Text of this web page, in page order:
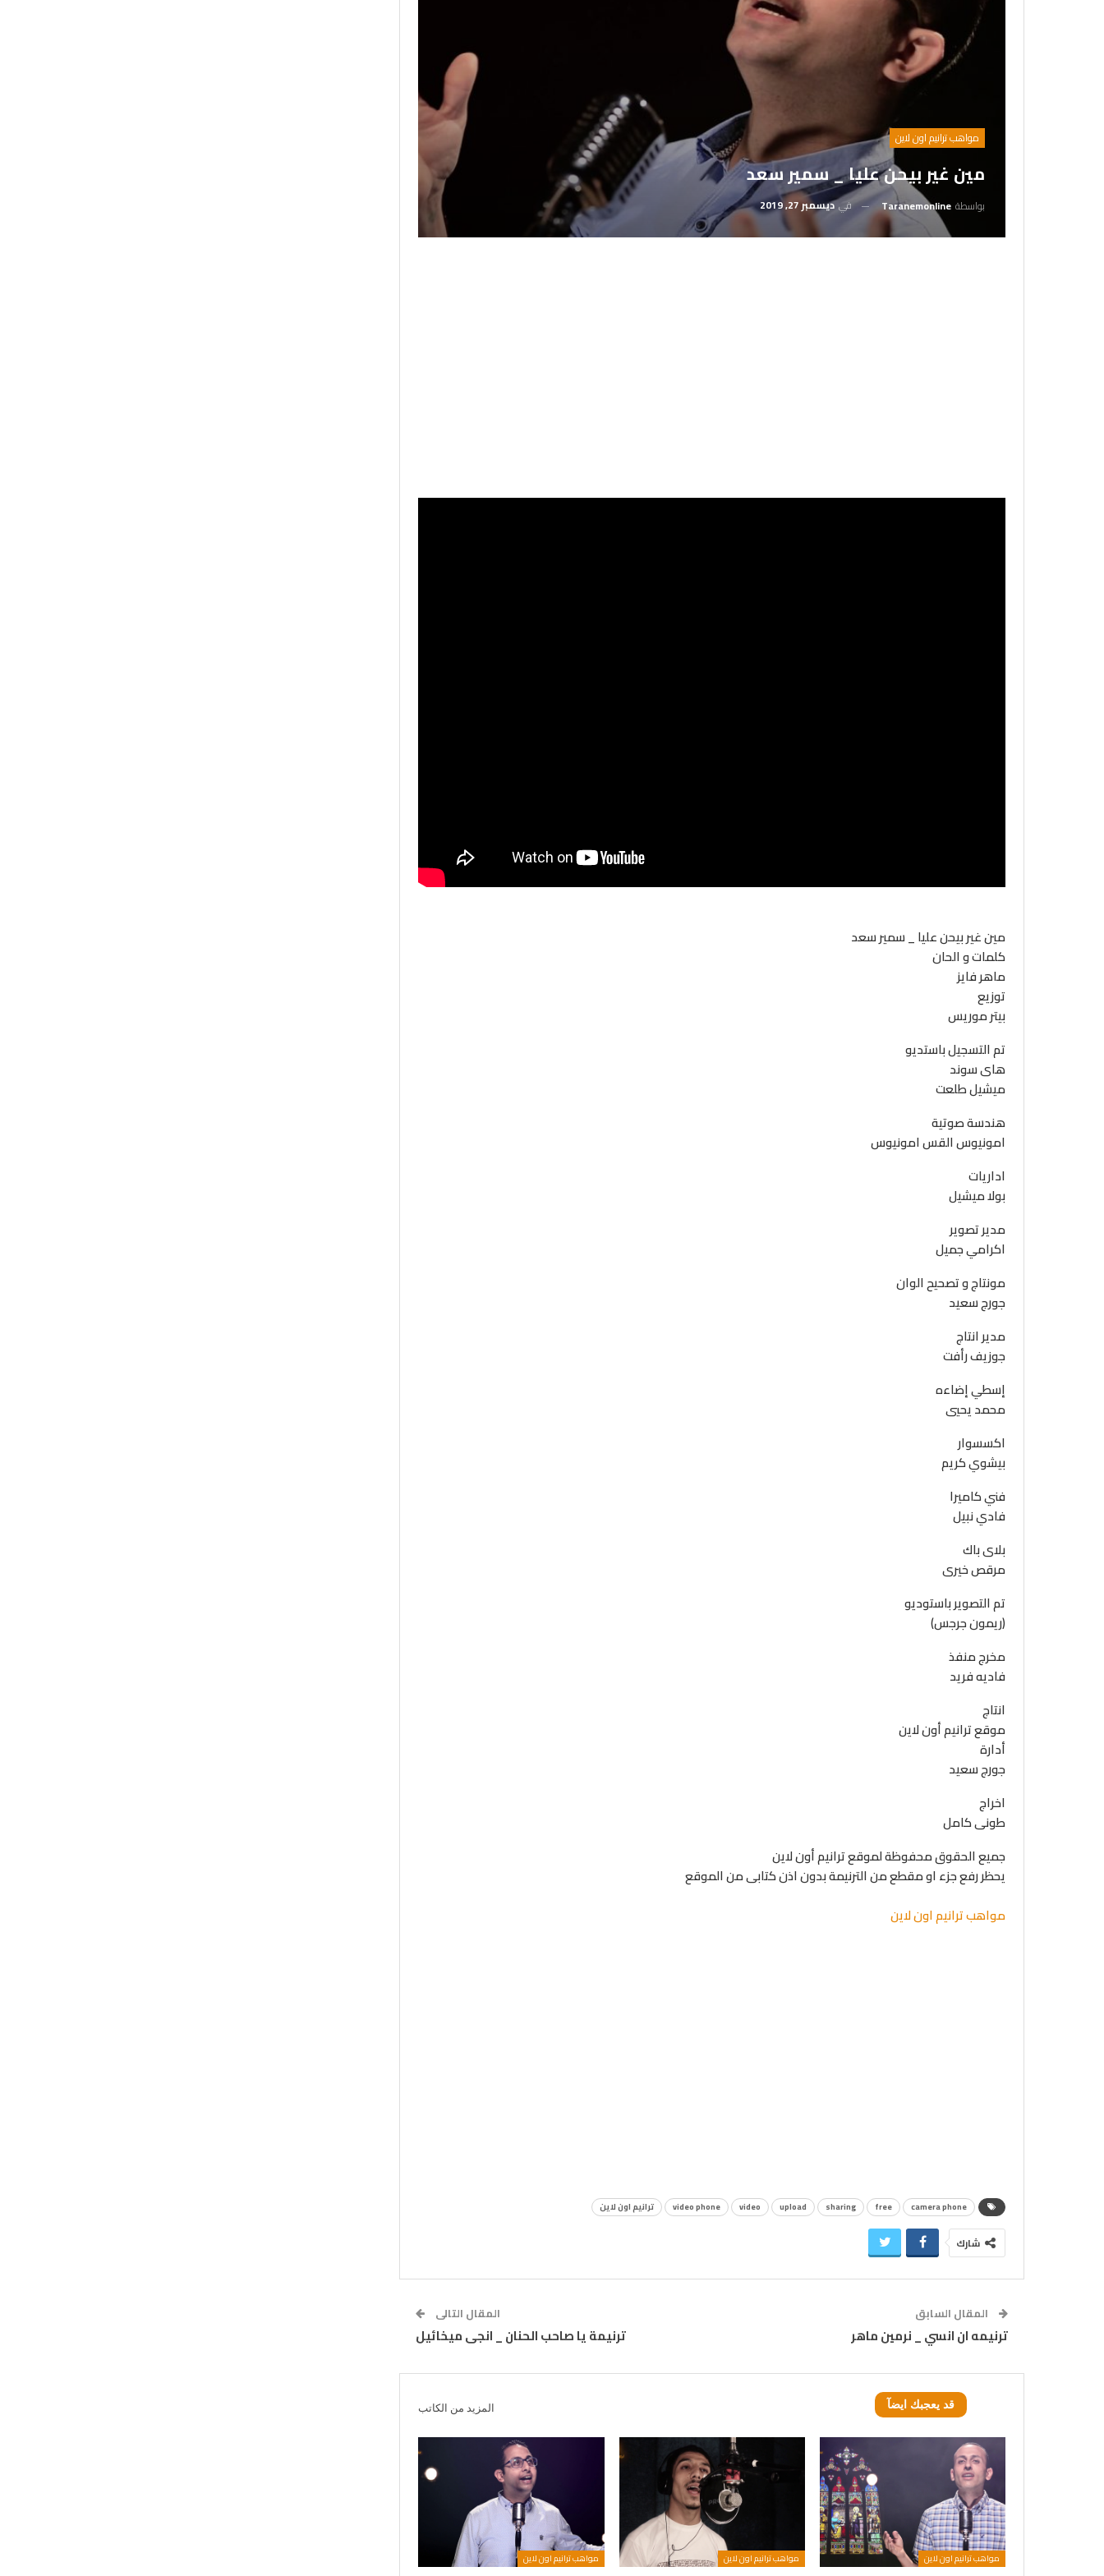
مواهب ترانيم اون لاين
مين غير بيحن عليا _ سمير سعد
بواسطة Taranemonline فيديسمبر 27, 2019
مين غير بيحن عليا _ سمير سعد
كلمات و الحان
ماهر فايز
توزيع
بيتر موريس
تم التسجيل باستديو
هاى سوند
ميشيل طلعت
هندسة صوتية
امونيوس القس امونيوس
اداريات
بولا ميشيل
مدير تصوير
اكرامي جميل
مونتاج و تصحيح الوان
جورج سعيد
مدير انتاج
جوزيف رأفت
إسطي إضاءه
محمد يحيي
اكسسوار
بيشوي كريم
فني كاميرا
فادي نبيل
بلاى باك
مرقص خيرى
تم التصوير باستوديو
(ريمون جرجس)
مخرج منفذ
فاديه فريد
انتاج
موقع ترانيم أون لاين
أدارة
جورج سعيد
اخراج
طونى كامل
جميع الحقوق محفوظة لموقع ترانيم أون لاين
يحظر رفع جزء او مقطع من الترنيمة بدون اذن كتابى من الموقع
مواهب ترانيم اون لاين
camera phone
free
sharing
upload
video
video phone ترانيم اون لاين
شارك
المقال السابق
ترنيمه ان انسي _ نرمين ماهر
المقال التالى
ترنيمة يا صاحب الحنان _ انجى ميخائيل
قد يعجبك ايضآ المزيد من الكاتب
مواهب ترانيم اون لاين مواهب ترانيم اون لاين مواهب ترانيم اون لاين